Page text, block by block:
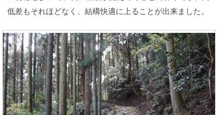
低差もそれほどなく、結構快適に上ることが出来ました。